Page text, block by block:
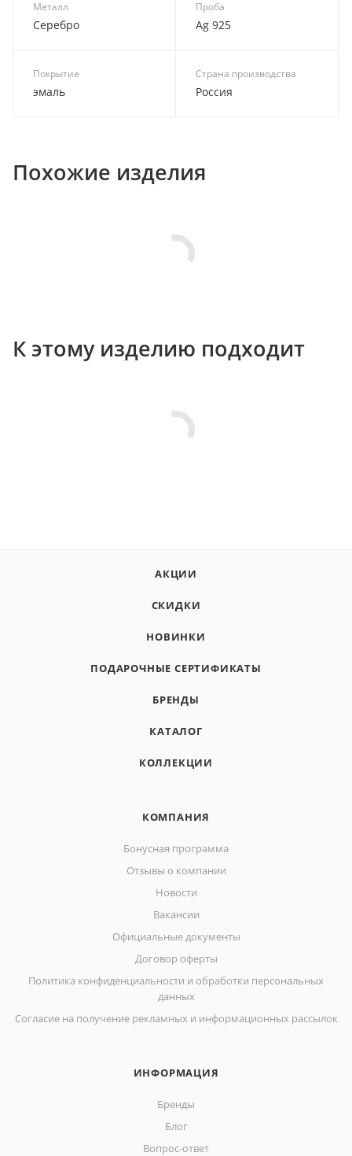
Металл
Серебро
Проба
Ag 925
Покрытие
эмаль
Страна производства
Россия
Похожие изделия
К этому изделию подходит
АКЦИИ
СКИДКИ
НОВИНКИ
ПОДАРОЧНЫЕ СЕРТИФИКАТЫ
БРЕНДЫ
КАТАЛОГ
КОЛЛЕКЦИИ
КОМПАНИЯ
Бонусная программа
Отзывы о компании
Новости
Вакансии
Официальные документы
Договор оферты
Политика конфиденциальности и обработки персональных
данных
Согласие на получение рекламных и информационных рассылок
ИНФОРМАЦИЯ
Бренды
Блог
Вопрос-ответ